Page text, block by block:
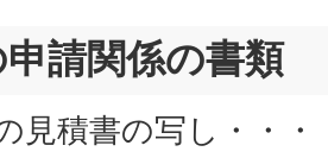
請関係の書類
見積書の写し・・